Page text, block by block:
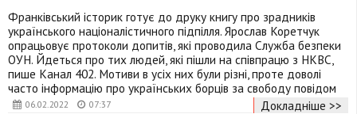
06.02.2022 07:37
Франківський історик готує до друку книгу про зрадників
українського націоналістичного підпілля. Ярослав Коретчук
опрацьовує протоколи допитів, які проводила Служба безпеки
ОУН. Йдеться про тих людей, які пішли на співпрацю з НКВС,
пише Канал 402. Мотиви в усіх них були різні, проте доволі
часто інформацію про українських борців за свободу повідом
Докладніше >>